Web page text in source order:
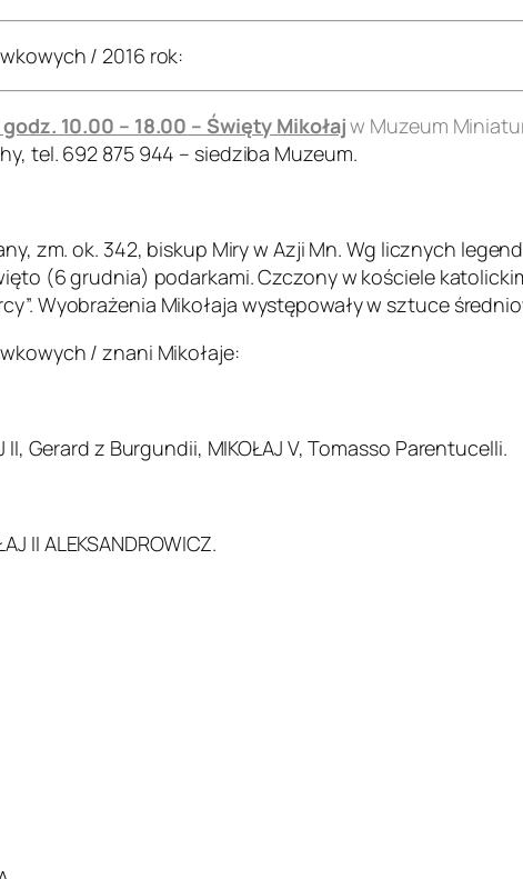
/ 2016 rok:
10.00 – 18.00 – Święty Mikołajw Muzeum
tel. 692 875 944 – siedziba Muzeum.
zm. ok. 342, biskup Miry w Azji Mn. Wg licznych
(6 grudnia) podarkami. Czczony w kościele
Wyobrażenia Mikołaja występowały w sztuce
/ znani Mikołaje:
II, Gerard z Burgundii, MIKOŁAJ V, Tomasso Parentucelli.
II ALEKSANDROWICZ.